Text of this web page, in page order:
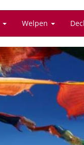
Welpen